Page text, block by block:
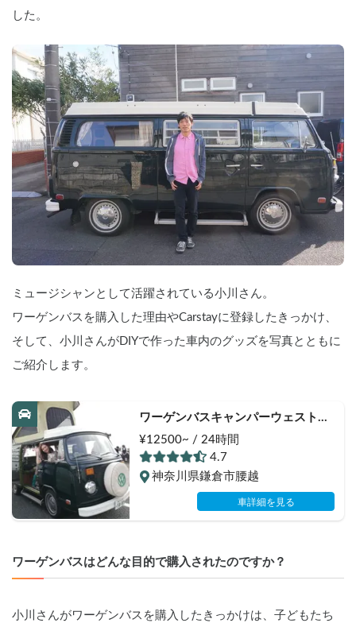
した。
ミュージシャンとして活躍されている小川さん。
ワーゲンバスを購入した理由やCarstayに登録したきっかけ、
そして、小川さんがDIYで作った車内のグッズを写真とともに
ご紹介します。
ワーゲンバスキャンパーウェストフ
ァリア
¥12500~ / 24時間
4.7
神奈川県鎌倉市腰越
車詳細を見る
ワーゲンバスはどんな目的で購入されたのですか？
小川さんがワーゲンバスを購入したきっかけは、子どもたち